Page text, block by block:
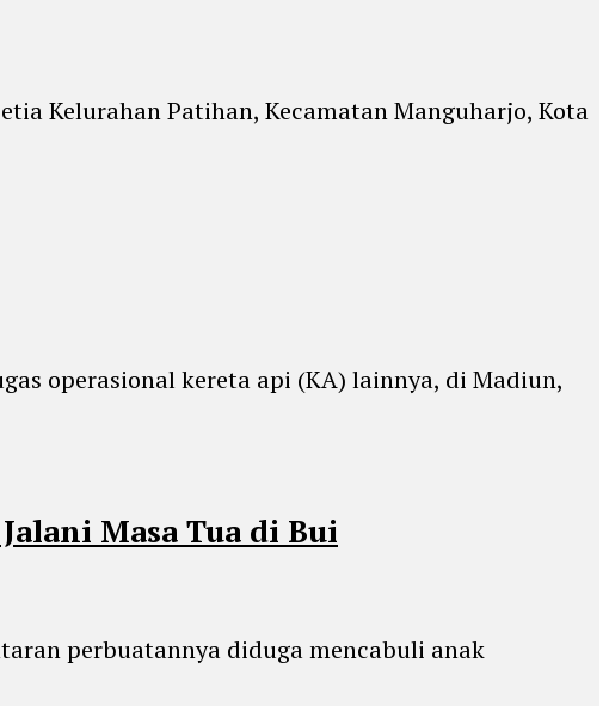
Kelurahan Patihan, Kecamatan Manguharjo, Kota
operasional kereta api (KA) lainnya, di Madiun,
Masa Tua di Bui
perbuatannya diduga mencabuli anak